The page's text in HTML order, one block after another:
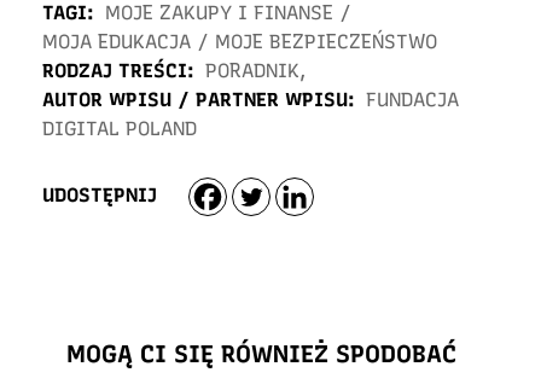
TAGI: MOJE ZAKUPY I FINANSE /
MOJA EDUKACJA / MOJE BEZPIECZEŃSTWO
RODZAJ TREŚCI: PORADNIK,
AUTOR WPISU / PARTNER WPISU: FUNDACJA
DIGITAL POLAND
UDOSTĘPNIJ
MOGĄ CI SIĘ RÓWNIEŻ SPODOBAĆ